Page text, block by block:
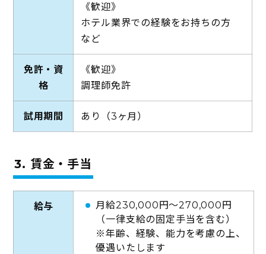
《歓迎》
ホテル業界での経験をお持ちの方
など
免許・資
格
《歓迎》
調理師免許
試用期間 あり（3ヶ月）
3. 賃金・手当
給与
月給230,000円～270,000円
（一律支給の固定手当を含む）
※年齢、経験、能力を考慮の上、
優遇いたします